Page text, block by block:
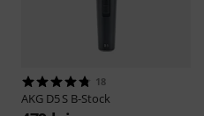
18
AKG D5 S B-Stock